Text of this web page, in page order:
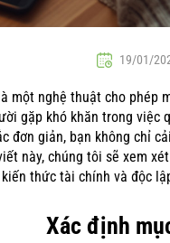
19/01/
một nghệ thuật cho
gặp khó khăn trong việc
đơn giản, bạn không chỉ
này, chúng tôi sẽ xem
thức tài chính và độc
Xác định